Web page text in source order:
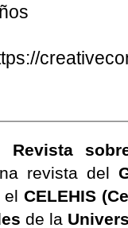
Revista
revista del
el CELEHIS
de la